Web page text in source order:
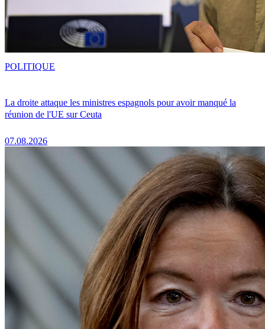
La droite attaque les ministres espagnols pour avoir manqué la
réunion de l'UE sur Ceuta
07.08.2026
POLITIQUE